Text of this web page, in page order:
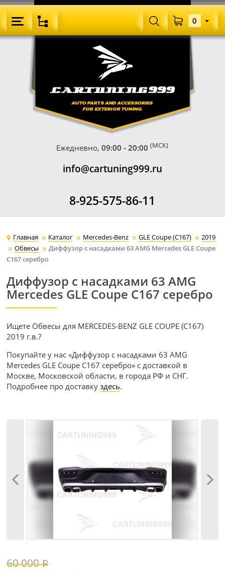
Ежедневно,09:00 - 20:00 (МСК)
info@cartuning999.ru
8-925-575-86-11
0
Главная Каталог Mercedes-Benz GLE Coupe (C167)
2019
Обвесы
Диффузор с насадками 63 AMG Mercedes GLE Coupe
C167 серебро
Диффузор с насадками 63 AMG
Mercedes GLE Coupe C167 серебро
Ищете Обвесы для MERCEDES-BENZ GLE COUPE (C167)
2019 г.в.?
Покупайте у нас «Диффузор с насадками 63 AMG
Mercedes GLE Coupe C167 серебро» с доставкой в
Москве, Московской области, в города РФ и СНГ.
Подробнее про доставкуздесь.
60 000